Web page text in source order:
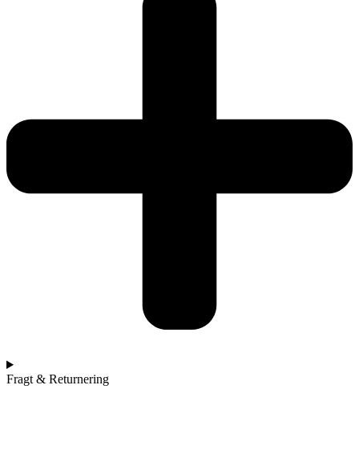
Fragt & Returnering